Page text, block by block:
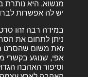
מנשוא, היא נותרת
יש לה אפשרות
במידה רבה זהו
ניתן לתחום את
זאת משום שהסרט
אפי, שנוגע בקשרי
וסיפור האהבה